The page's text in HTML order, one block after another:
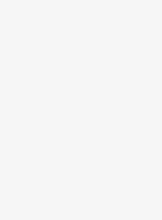
乐，看
家的艺
该过于